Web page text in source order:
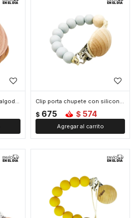
Pack x2 Provecheros de algodón y bambú Naranja y marrón Clip porta chupete con silicona mordillo Celeste
$ 675 $ 574